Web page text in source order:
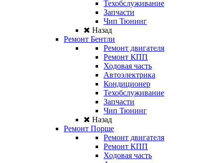
Техобслуживание
Запчасти
Чип Тюнинг
Назад
Ремонт Бентли
Ремонт двигателя
Ремонт КПП
Ходовая часть
Автоэлектрика
Кондиционер
Техобслуживание
Запчасти
Чип Тюнинг
Назад
Ремонт Порше
Ремонт двигателя
Ремонт КПП
Ходовая часть